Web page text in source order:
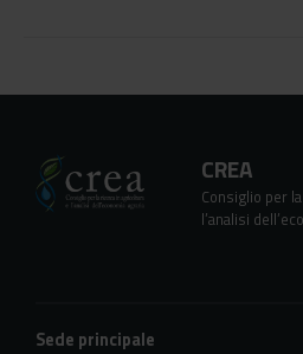
CREA
Consiglio per
l’analisi
Sede principale